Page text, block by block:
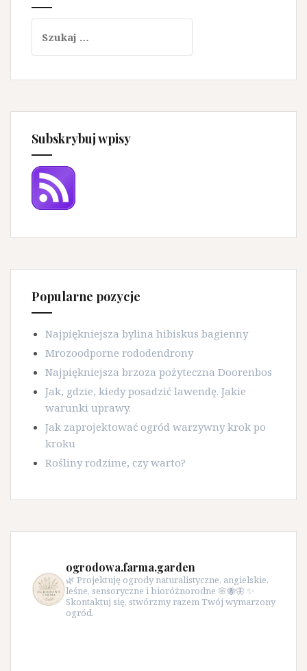
Subskrybuj wpisy
Popularne pozycje
Najpiękniejsza bylina hibiskus bagienny
Mrozoodporne rododendrony
Najpiękniejsza brzoza pożyteczna Doorenbos
Jak, gdzie, kiedy posadzić lawendę. Jakie
warunki uprawy.
Jak zaprojektować ogród warzywny krok po
kroku
Rośliny rodzime, czy warto?
ogrodowa.farma.garden
🌿 Projektuję ogrody naturalistyczne, angielskie,
leśne, sensoryczne i bioróżnorodne 🌸🐝🦋 ✨
Skontaktuj się, stwórzmy razem Twój wymarzony
ogród.